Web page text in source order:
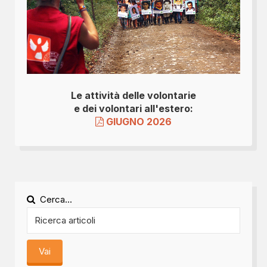
Le attività delle volontarie
e dei volontari all'estero:
GIUGNO 2026
Cerca...
Vai